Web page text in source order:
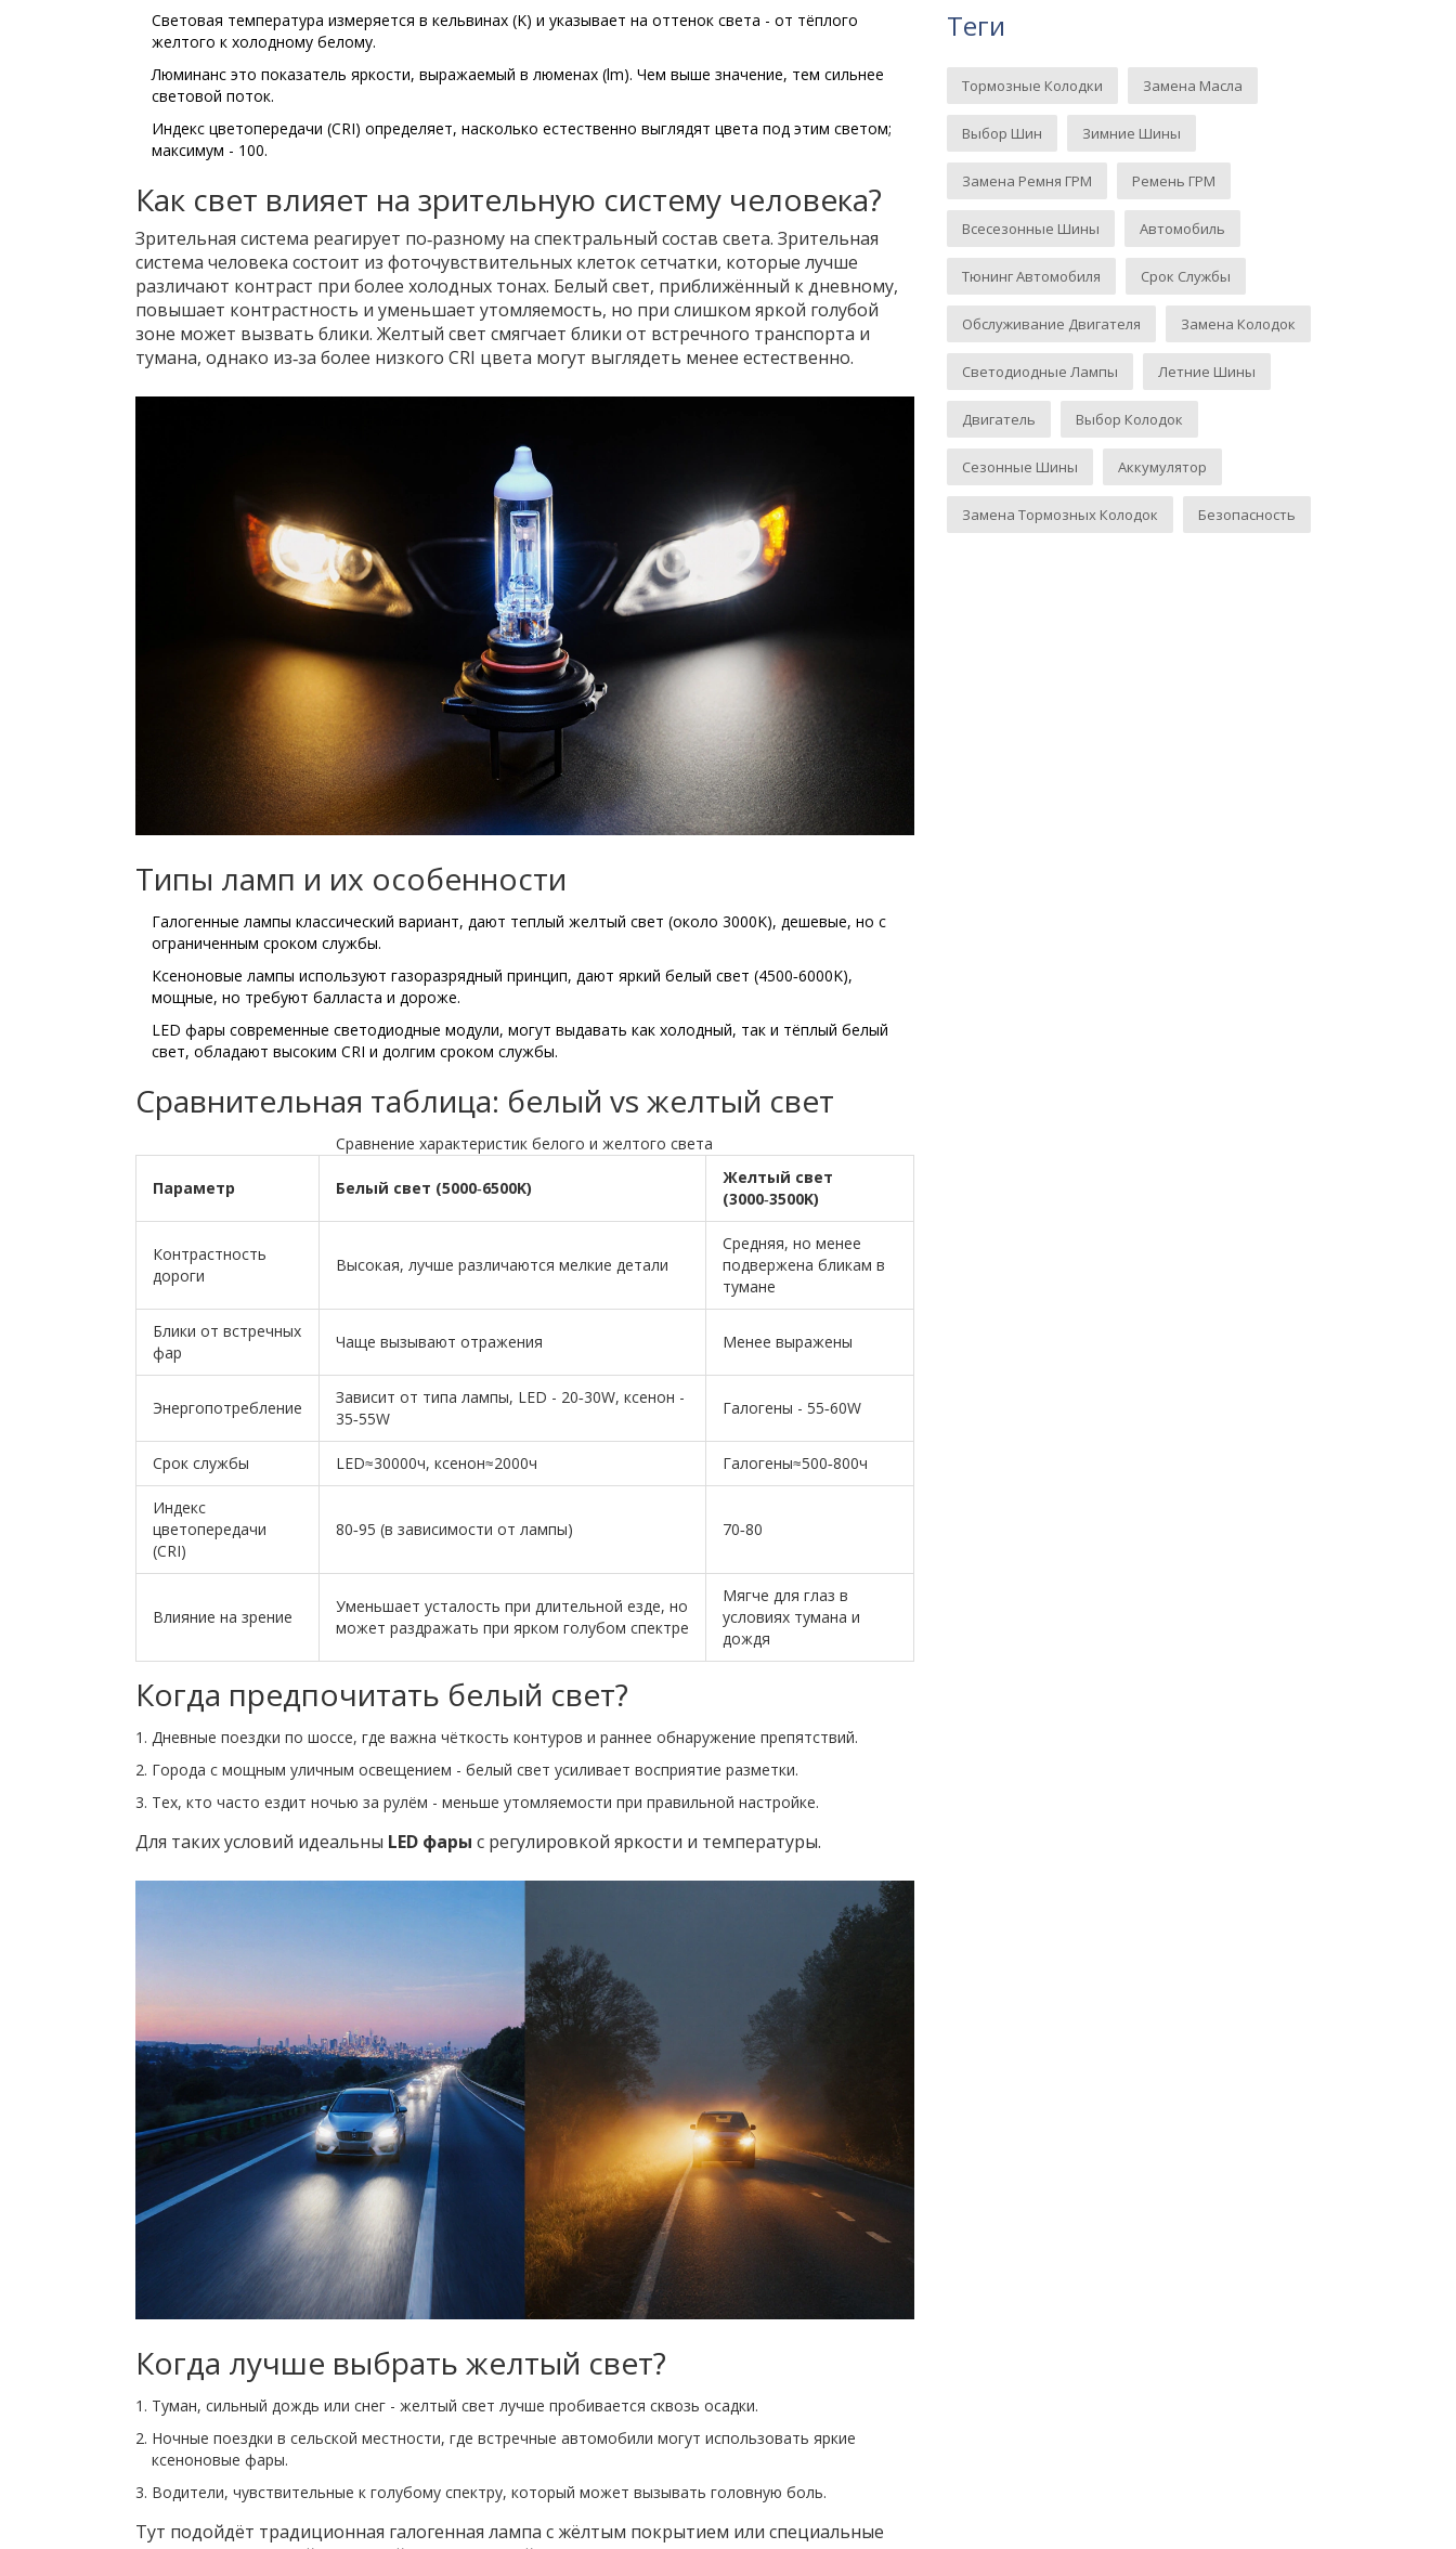
Световая температура измеряется в кельвинах (K) и указывает на оттенок света - от тёплого
желтого к холодному белому.
Люминанс это показатель яркости, выражаемый в люменах (lm). Чем выше значение, тем сильнее
световой поток.
Индекс цветопередачи (CRI) определяет, насколько естественно выглядят цвета под этим светом;
максимум - 100.
Как свет влияет на зрительную систему человека?
Зрительная система реагирует по‑разному на спектральный состав света. Зрительная
система человека состоит из фоточувствительных клеток сетчатки, которые лучше
различают контраст при более холодных тонах. Белый свет, приближённый к дневному,
повышает контрастность и уменьшает утомляемость, но при слишком яркой голубой
зоне может вызвать блики. Желтый свет смягчает блики от встречного транспорта и
тумана, однако из‑за более низкого CRI цвета могут выглядеть менее естественно.
Типы ламп и их особенности
Галогенные лампы классический вариант, дают теплый желтый свет (около 3000K), дешевые, но с
ограниченным сроком службы.
Ксеноновые лампы используют газоразрядный принцип, дают яркий белый свет (4500‑6000K),
мощные, но требуют балласта и дороже.
LED фары современные светодиодные модули, могут выдавать как холодный, так и тёплый белый
свет, обладают высоким CRI и долгим сроком службы.
Сравнительная таблица: белый vs желтый свет
Сравнение характеристик белого и желтого света
Параметр Белый свет (5000‑6500K)
Желтый свет
(3000‑3500K)
Контрастность
дороги
Высокая, лучше различаются мелкие детали
Средняя, но менее
подвержена бликам в
тумане
Блики от встречных
фар
Чаще вызывают отражения Менее выражены
Энергопотребление
Зависит от типа лампы, LED - 20‑30W, ксенон -
35‑55W
Галогены - 55‑60W
Срок службы LED≈30000ч, ксенон≈2000ч Галогены≈500‑800ч
Индекс
цветопередачи
(CRI)
80‑95 (в зависимости от лампы) 70‑80
Влияние на зрение
Уменьшает усталость при длительной езде, но
может раздражать при ярком голубом спектре
Мягче для глаз в
условиях тумана и
дождя
Когда предпочитать белый свет?
Дневные поездки по шоссе, где важна чёткость контуров и раннее обнаружение препятствий.
Города с мощным уличным освещением - белый свет усиливает восприятие разметки.
Тех, кто часто ездит ночью за рулём - меньше утомляемости при правильной настройке.
Для таких условий идеальны LED фары с регулировкой яркости и температуры.
Когда лучше выбрать желтый свет?
Туман, сильный дождь или снег - желтый свет лучше пробивается сквозь осадки.
Ночные поездки в сельской местности, где встречные автомобили могут использовать яркие
ксеноновые фары.
Водители, чувствительные к голубому спектру, который может вызывать головную боль.
Тут подойдёт традиционная галогенная лампа с жёлтым покрытием или специальные
Теги
Тормозные Колодки Замена Масла
Выбор Шин Зимние Шины
Замена Ремня ГРМ Ремень ГРМ
Всесезонные Шины Автомобиль
Тюнинг Автомобиля Срок Службы
Обслуживание Двигателя Замена Колодок
Светодиодные Лампы Летние Шины
Двигатель Выбор Колодок
Сезонные Шины Аккумулятор
Замена Тормозных Колодок Безопасность